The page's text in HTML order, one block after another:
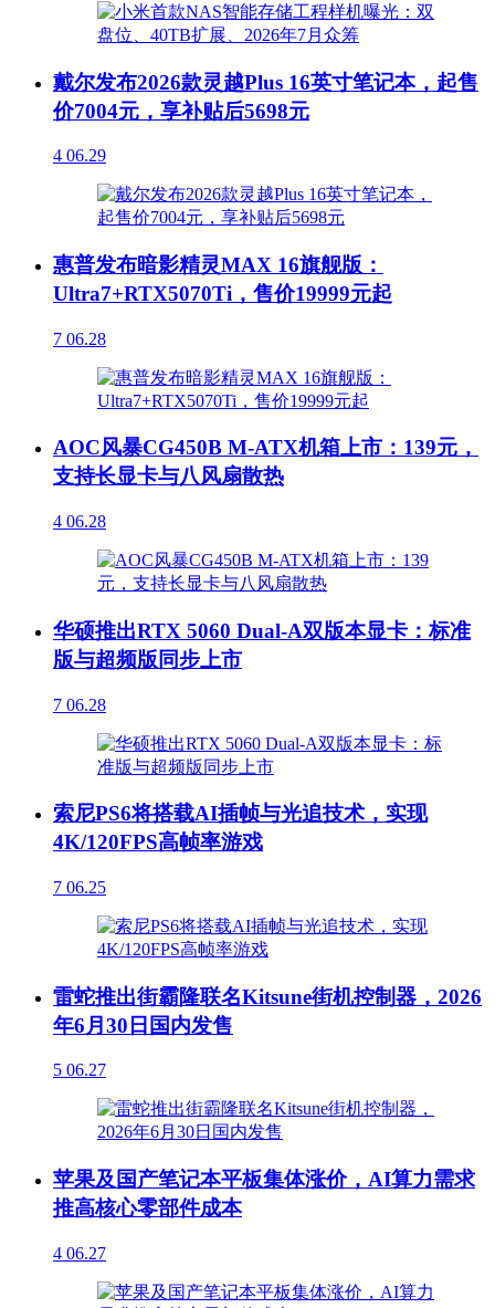
戴尔发布2026款灵越Plus 16英寸笔记本，起售
价7004元，享补贴后5698元
4 06.29
惠普发布暗影精灵MAX 16旗舰版：
Ultra7+RTX5070Ti，售价19999元起
7 06.28
AOC风暴CG450B M-ATX机箱上市：139元，
支持长显卡与八风扇散热
4 06.28
华硕推出RTX 5060 Dual-A双版本显卡：标准
版与超频版同步上市
7 06.28
索尼PS6将搭载AI插帧与光追技术，实现
4K/120FPS高帧率游戏
7 06.25
雷蛇推出街霸隆联名Kitsune街机控制器，2026
年6月30日国内发售
5 06.27
苹果及国产笔记本平板集体涨价，AI算力需求
推高核心零部件成本
4 06.27